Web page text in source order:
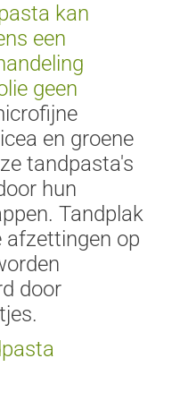
kan
een
geen
en groene
tandpasta's
hun
Tandplak
afzettingen op
door